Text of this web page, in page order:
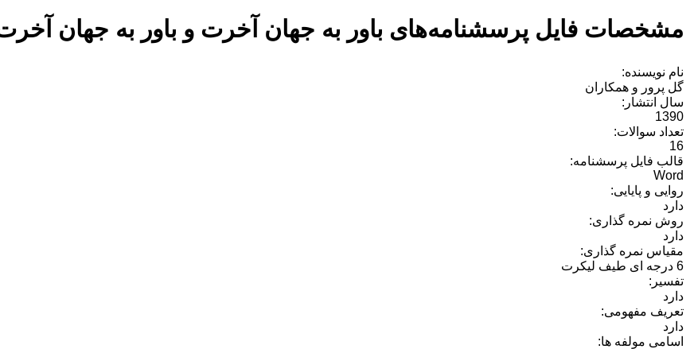
مشخصات فایل پرسشنامه‌های باور به جهان آخرت و باور به جهان آخرت
نام نویسنده:
گل پرور و همکاران
سال انتشار:
1390
تعداد سوالات:
16
قالب فایل پرسشنامه:
Word
روایی و پایایی:
دارد
روش نمره گذاری:
دارد
مقیاس نمره گذاری:
6 درجه ای طیف لیکرت
تفسیر:
دارد
تعریف مفهومی:
دارد
اسامی مولفه ها: